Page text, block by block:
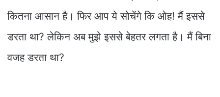
कितना आसान है। फिर आप ये सोचेंगे कि ओह! मैं इससे
डरता था? लेकिन अब मुझे इससे बेहतर लगता है। मैं बिना
वजह डरता था?